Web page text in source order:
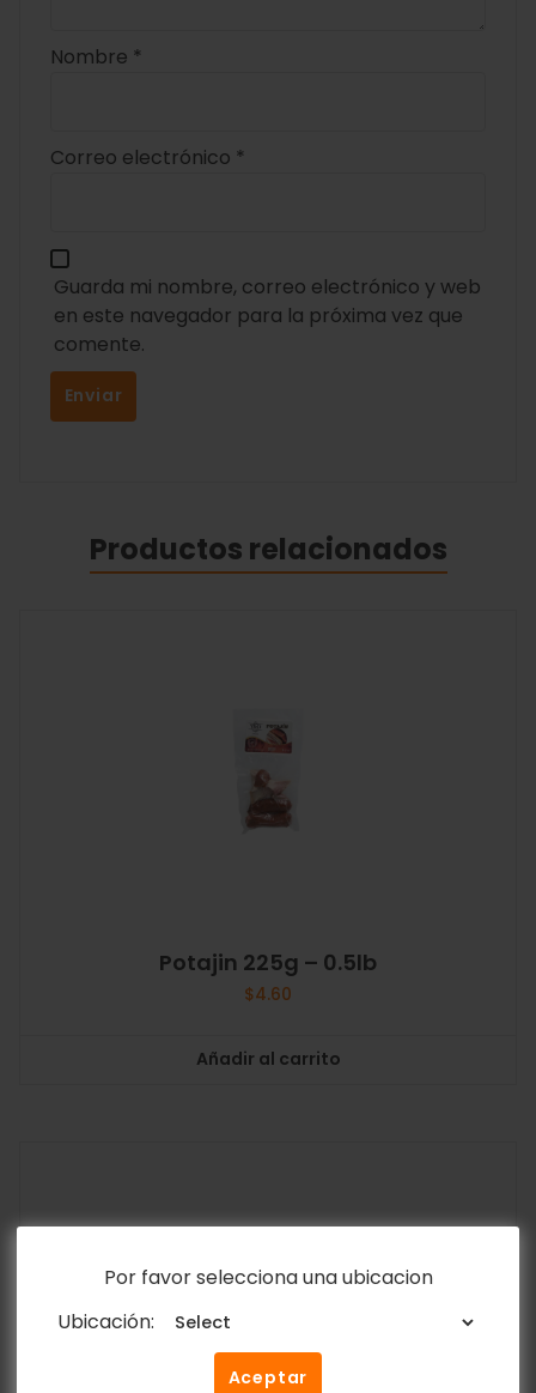
Por favor selecciona una ubicacion
Ubicación:
Aceptar
Nombre *
Correo electrónico *
Guarda mi nombre, correo electrónico y web
en este navegador para la próxima vez que
comente.
Productos relacionados
Potajin 225g – 0.5lb
$4.60
Añadir al carrito